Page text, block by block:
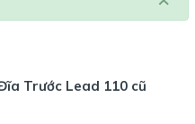
Trước Lead 110 cũ